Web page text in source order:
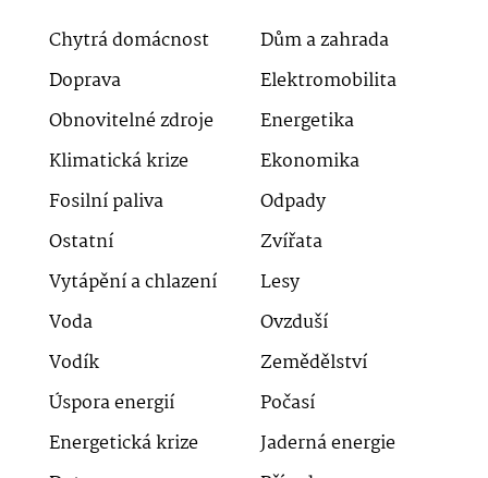
Chytrá domácnost
Dům a zahrada
Doprava
Elektromobilita
Obnovitelné zdroje
Energetika
Klimatická krize
Ekonomika
Fosilní paliva
Odpady
Ostatní
Zvířata
Vytápění a chlazení
Lesy
Voda
Ovzduší
Vodík
Zemědělství
Úspora energií
Počasí
Energetická krize
Jaderná energie